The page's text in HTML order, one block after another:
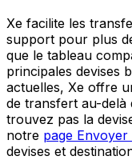
Xe facilite les
support pour plus
que le tableau
principales devises
actuelles, Xe offre
de transfert au-delà
trouvez pas la
notre page Envoyer
devises et